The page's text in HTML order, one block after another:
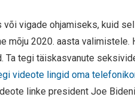
või vigade ohjamiseks, kuid
mõju 2020. aasta valimistele.
Ta tegi täiskasvanute
videote lingid oma
linke president Joe